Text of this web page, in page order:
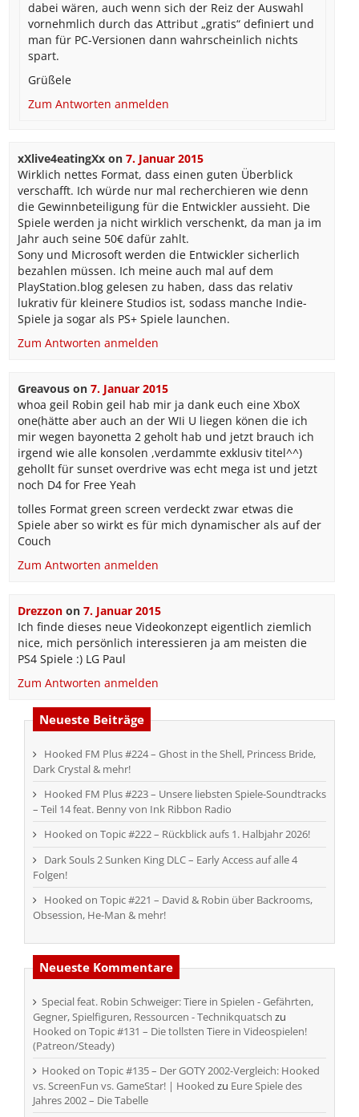
dabei wären, auch wenn sich der Reiz der Auswahl
vornehmlich durch das Attribut „gratis“ definiert und
man für PC-Versionen dann wahrscheinlich nichts
spart.
Grüßele
Zum Antworten anmelden
xXlive4eatingXxon 7. Januar 2015
Wirklich nettes Format, dass einen guten Überblick
verschafft. Ich würde nur mal recherchieren wie denn
die Gewinnbeteiligung für die Entwickler aussieht. Die
Spiele werden ja nicht wirklich verschenkt, da man ja im
Jahr auch seine 50€ dafür zahlt.
Sony und Microsoft werden die Entwickler sicherlich
bezahlen müssen. Ich meine auch mal auf dem
PlayStation.blog gelesen zu haben, dass das relativ
lukrativ für kleinere Studios ist, sodass manche Indie-
Spiele ja sogar als PS+ Spiele launchen.
Zum Antworten anmelden
Greavouson 7. Januar 2015
whoa geil Robin geil hab mir ja dank euch eine XboX
one(hätte aber auch an der WIi U liegen könen die ich
mir wegen bayonetta 2 geholt hab und jetzt brauch ich
irgend wie alle konsolen ,verdammte exklusiv titel^^)
gehollt für sunset overdrive was echt mega ist und jetzt
noch D4 for Free Yeah
tolles Format green screen verdeckt zwar etwas die
Spiele aber so wirkt es für mich dynamischer als auf der
Couch
Zum Antworten anmelden
Drezzonon 7. Januar 2015
Ich finde dieses neue Videokonzept eigentlich ziemlich
nice, mich persönlich interessieren ja am meisten die
PS4 Spiele :) LG Paul
Zum Antworten anmelden
Neueste Beiträge
Hooked FM Plus #224 – Ghost in the Shell, Princess Bride,
Dark Crystal & mehr!
Hooked FM Plus #223 – Unsere liebsten Spiele-Soundtracks
– Teil 14 feat. Benny von Ink Ribbon Radio
Hooked on Topic #222 – Rückblick aufs 1. Halbjahr 2026!
Dark Souls 2 Sunken King DLC – Early Access auf alle 4
Folgen!
Hooked on Topic #221 – David & Robin über Backrooms,
Obsession, He-Man & mehr!
Neueste Kommentare
Special feat. Robin Schweiger: Tiere in Spielen - Gefährten,
Gegner, Spielfiguren, Ressourcen - Technikquatsch zu
Hooked on Topic #131 – Die tollsten Tiere in Videospielen!
(Patreon/Steady)
Hooked on Topic #135 – Der GOTY 2002-Vergleich: Hooked
vs. ScreenFun vs. GameStar! | Hooked zu Eure Spiele des
Jahres 2002 – Die Tabelle